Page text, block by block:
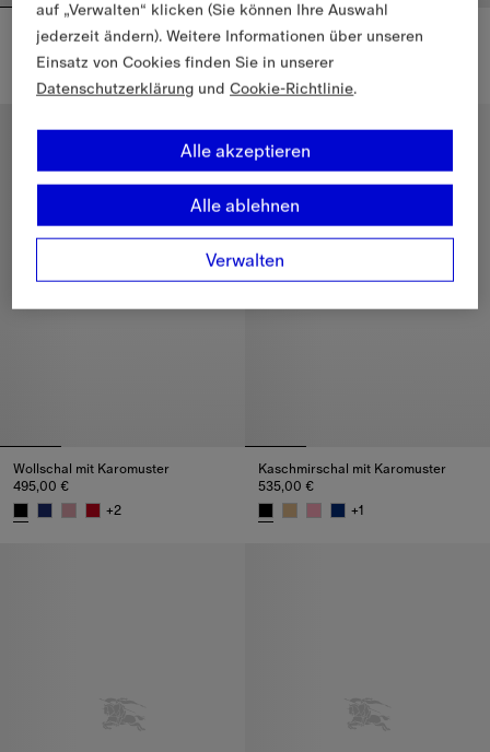
Wollschal in Check
495,00 €
+2
Wollschal in Check, 495,00 €
Kaschmirschal mit Karomuster
535,00 €
Kaschmirschal mit Karomuster,
Wollschal mit Karomuster
495,00 €
+2
Kaschmirschal mit Karomuster
535,00 €
+1
auf „Verwalten“ klicken (Sie können Ihre Auswahl
jederzeit ändern). Weitere Informationen über unseren
Einsatz von Cookies finden Sie in unserer
Datenschutzerklärung undCookie-Richtlinie.
Verwalten
Alle ablehnen
Alle akzeptieren